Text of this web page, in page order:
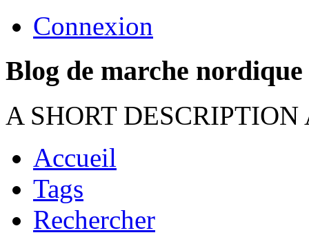
Connexion
Blog de marche nordique
A SHORT
Accueil
Tags
Rechercher